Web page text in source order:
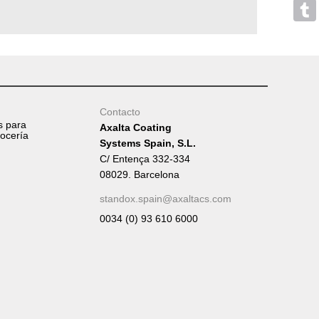
para
Contacto
Axalta Coating
Systems Spain, S.L.
C/ Entença 332-334
08029. Barcelona
standox.spain@axaltacs.com
0034 (0) 93 610 6000